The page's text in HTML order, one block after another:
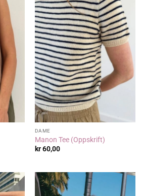
DAME
Manon Tee (Oppskrift)
kr60,00